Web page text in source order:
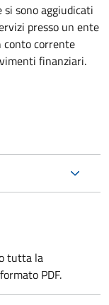
sono aggiudicati
presso un ente
conto corrente
finanziari.
tutta la
PDF.